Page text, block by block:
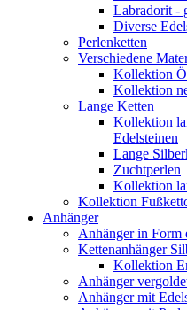
Labradorit -
Diverse
Perlenketten
Verschiedene
Kollektion
Kollektion
Lange Ketten
Kollektion
Edelsteinen
Lange
Zuchtperlen
Kollektion
Kollektion
Anhänger
Anhänger in Form
Kettenanhänger
Kollektion
Anhänger
Anhänger mit